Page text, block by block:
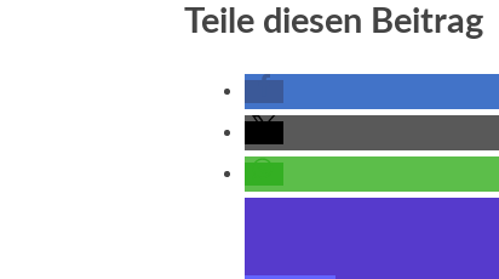
Teile diesen Beitrag